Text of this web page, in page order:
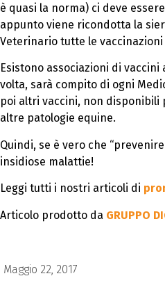
è quasi la norma) ci deve
appunto viene ricondotta la
Veterinario tutte le
Esistono associazioni di
volta, sarà compito di ogni
poi altri vaccini, non disponibili
altre patologie equine.
Quindi, se è vero che
insidiose malattie!
Leggi tutti i nostri articoli di
Articolo prodotto da GRUPPO
Maggio 22, 2017